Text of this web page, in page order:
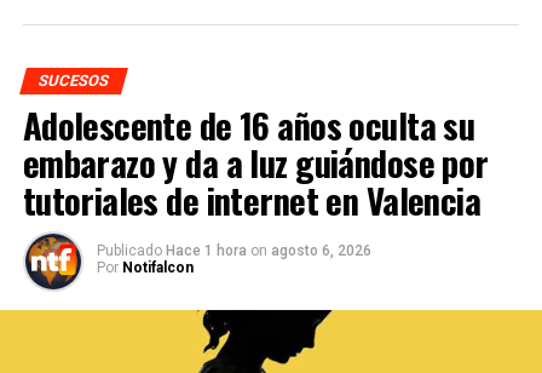
SUCESOS
Adolescente de 16 años oculta su
embarazo y da a luz guiándose por
tutoriales de internet en Valencia
Publicado Hace 1 hora on agosto 6, 2026
Por Notifalcon